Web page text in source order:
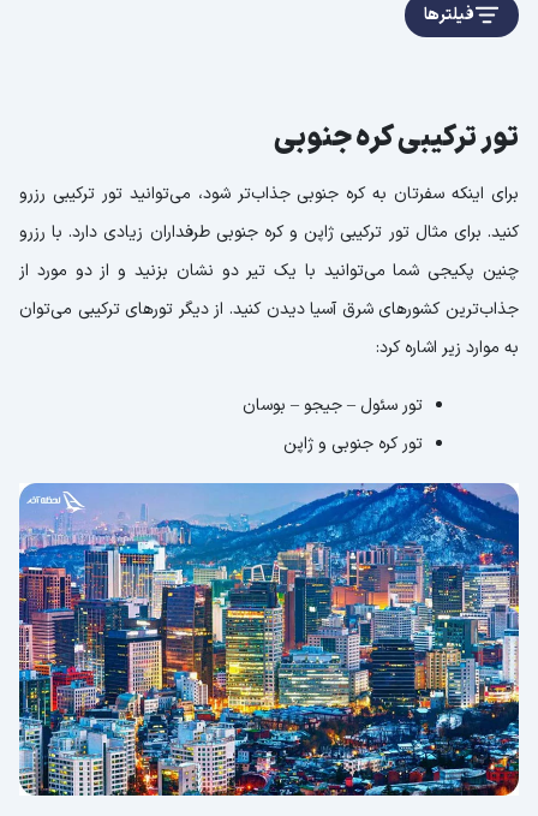
فیلترها
تور ترکیبی کره جنوبی
برای اینکه سفرتان به کره جنوبی جذاب‌تر شود، می‌توانید تور ترکیبی رزرو
کنید. برای مثال تور ترکیبی ژاپن و کره جنوبی طرفداران زیادی دارد. با رزرو
چنین پکیجی شما می‌توانید با یک تیر دو نشان بزنید و از دو مورد از
جذاب‌ترین کشورهای شرق آسیا دیدن کنید. از دیگر تورهای ترکیبی می‌توان
به موارد زیر اشاره کرد:
تور سئول – جیجو – بوسان
تور کره جنوبی و ژاپن